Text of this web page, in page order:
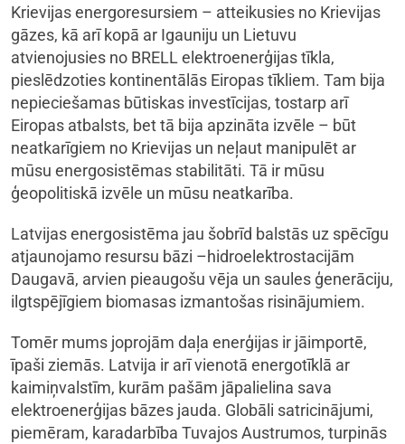
Krievijas energoresursiem – atteikusies no Krievijas
gāzes, kā arī kopā ar Igauniju un Lietuvu
atvienojusies no BRELL elektroenerģijas tīkla,
pieslēdzoties kontinentālās Eiropas tīkliem. Tam bija
nepieciešamas būtiskas investīcijas, tostarp arī
Eiropas atbalsts, bet tā bija apzināta izvēle – būt
neatkarīgiem no Krievijas un neļaut manipulēt ar
mūsu energosistēmas stabilitāti. Tā ir mūsu
ģeopolitiskā izvēle un mūsu neatkarība.
Latvijas energosistēma jau šobrīd balstās uz spēcīgu
atjaunojamo resursu bāzi –hidroelektrostacijām
Daugavā, arvien pieaugošu vēja un saules ģenerāciju,
ilgtspējīgiem biomasas izmantošas risinājumiem.
Tomēr mums joprojām daļa enerģijas ir jāimportē,
īpaši ziemās. Latvija ir arī vienotā energotīklā ar
kaimiņvalstīm, kurām pašām jāpalielina sava
elektroenerģijas bāzes jauda. Globāli satricinājumi,
piemēram, karadarbība Tuvajos Austrumos, turpinās